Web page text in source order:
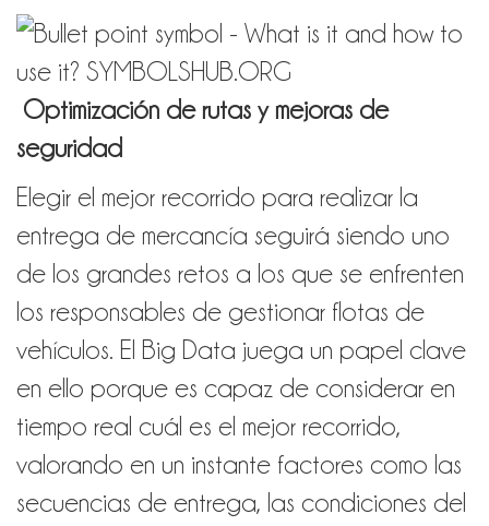
Optimización de rutas y mejoras de
seguridad
Elegir el mejor recorrido para realizar la
entrega de mercancía seguirá siendo uno
de los grandes retos a los que se enfrenten
los responsables de gestionar flotas de
vehículos. El Big Data juega un papel clave
en ello porque es capaz de considerar en
tiempo real cuál es el mejor recorrido,
valorando en un instante factores como las
secuencias de entrega, las condiciones del